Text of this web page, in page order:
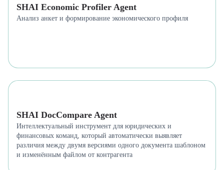
SHAI Economic Profiler Agent
Анализ анкет и формирование экономического профиля
SHAI DocCompare Agent
Интеллектуальный инструмент для юридических и
финансовых команд, который автоматически выявляет
различия между двумя версиями одного документа шаблоном
и изменённым файлом от контрагента